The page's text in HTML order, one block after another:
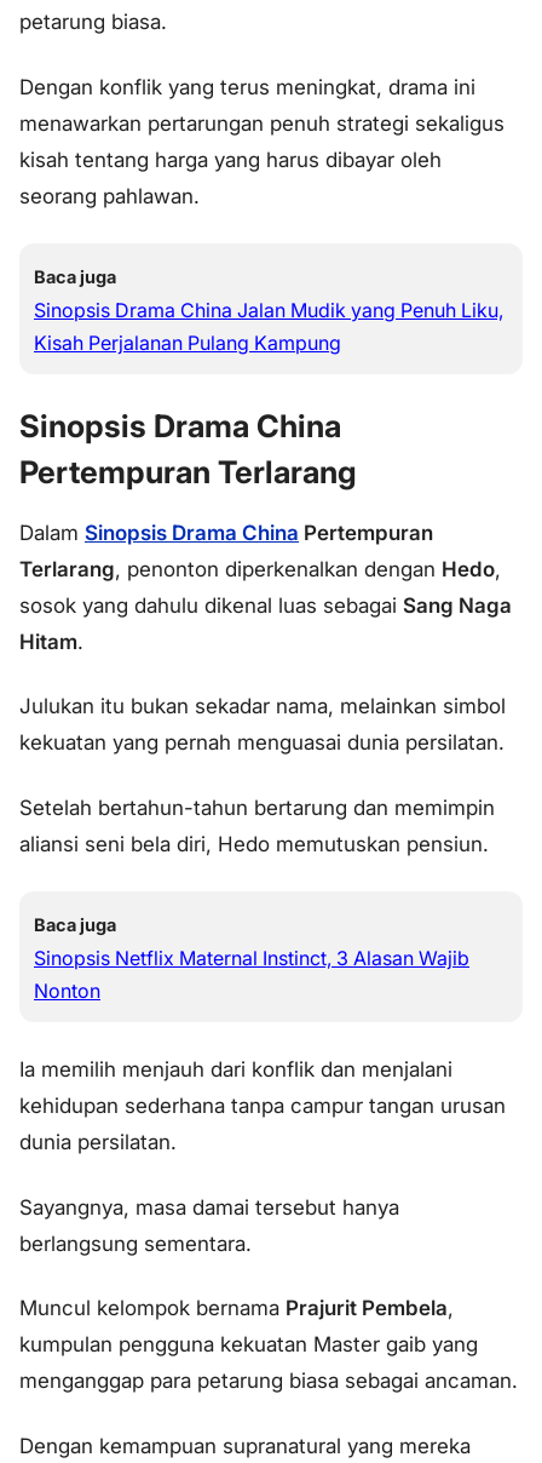
petarung biasa.
Dengan konflik yang terus meningkat, drama ini
menawarkan pertarungan penuh strategi sekaligus
kisah tentang harga yang harus dibayar oleh
seorang pahlawan.
Baca juga
Sinopsis Drama China Jalan Mudik yang Penuh Liku,
Kisah Perjalanan Pulang Kampung
Sinopsis Drama China
Pertempuran Terlarang
Dalam Sinopsis Drama China Pertempuran
Terlarang, penonton diperkenalkan dengan Hedo,
sosok yang dahulu dikenal luas sebagai Sang Naga
Hitam.
Julukan itu bukan sekadar nama, melainkan simbol
kekuatan yang pernah menguasai dunia persilatan.
Setelah bertahun-tahun bertarung dan memimpin
aliansi seni bela diri, Hedo memutuskan pensiun.
Baca juga
Sinopsis Netflix Maternal Instinct, 3 Alasan Wajib
Nonton
Ia memilih menjauh dari konflik dan menjalani
kehidupan sederhana tanpa campur tangan urusan
dunia persilatan.
Sayangnya, masa damai tersebut hanya
berlangsung sementara.
Muncul kelompok bernama Prajurit Pembela,
kumpulan pengguna kekuatan Master gaib yang
menganggap para petarung biasa sebagai ancaman.
Dengan kemampuan supranatural yang mereka